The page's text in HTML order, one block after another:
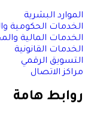
الموارد البشرية
الخدمات الحكومية
الخدمات المالية
الخدمات القانونية
التسويق الرقمي
مراكز الاتصال
روابط هامة